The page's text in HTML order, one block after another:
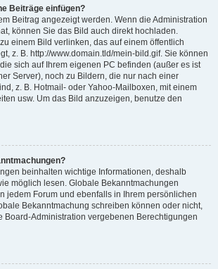
Beiträge einfügen?
Beitrag angezeigt werden. Wenn die Administration
können Sie das Bild auch direkt hochladen.
einem Bild verlinken, das auf einem öffentlich
z. B. http://www.domain.tld/mein-bild.gif. Sie können
sich auf Ihrem eigenen PC befinden (außer es ist
Server), noch zu Bildern, die nur nach einer
z. B. Hotmail- oder Yahoo-Mailboxen, mit einem
usw. Um das Bild anzuzeigen, benutze den
beinhalten wichtige Informationen, deshalb
möglich lesen. Globale Bekanntmachungen
jedem Forum und ebenfalls in Ihrem persönlichen
Bekanntmachung schreiben können oder nicht,
Board-Administration vergebenen Berechtigungen